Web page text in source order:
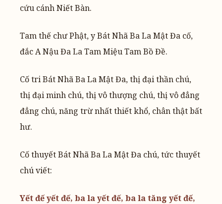
cứu cánh Niết Bàn.
Tam thế chư Phật, y Bát Nhã Ba La Mật Đa cố,
đắc A Nậu Đa La Tam Miệu Tam Bồ Đề.
Cố tri Bát Nhã Ba La Mật Đa, thị đại thần chú,
thị đại minh chú, thị vô thượng chú, thị vô đẳng
đẳng chú, năng trừ nhất thiết khổ, chân thật bất
hư.
Cố thuyết Bát Nhã Ba La Mật Đa chú, tức thuyết
chú viết:
Yết đế yết đế, ba la yết đế, ba la tăng yết đế,